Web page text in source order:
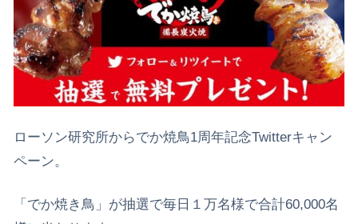
ローソン研究所からでか焼鳥1周年記念Twitterキャン
ペーン。
「でか焼き鳥」が抽選で毎日１万名様で合計60,000名